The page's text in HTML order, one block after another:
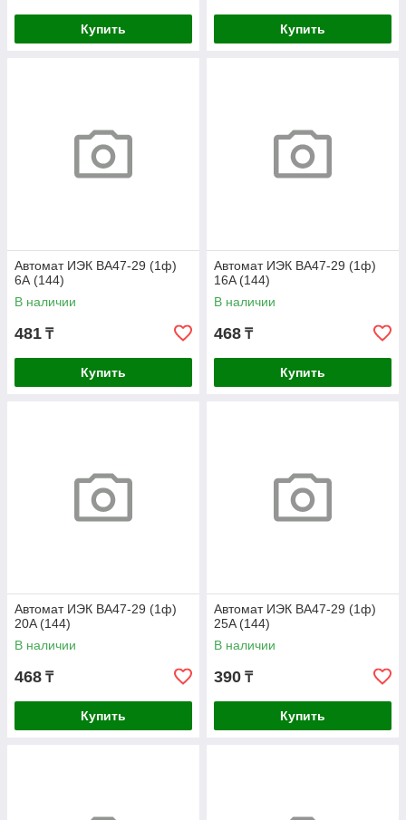
Купить Купить
Автомат ИЭК ВА47-29 (1ф)
6А (144)
В наличии
481 ₸
Купить
Автомат ИЭК ВА47-29 (1ф)
16A (144)
В наличии
468 ₸
Купить
Автомат ИЭК ВА47-29 (1ф)
20A (144)
В наличии
468 ₸
Купить
Автомат ИЭК ВА47-29 (1ф)
25A (144)
В наличии
390 ₸
Купить